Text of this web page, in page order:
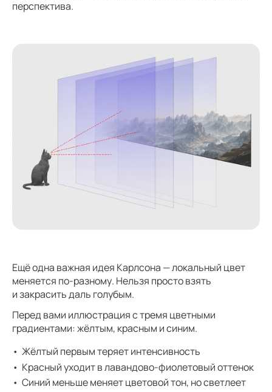
перспектива.
Ещё одна важная идея Карлсона — локальный цвет
меняется по-разному. Нельзя просто взять
и закрасить даль голубым.
Перед вами иллюстрация с тремя цветными
градиентами: жёлтым, красным и синим.
Жёлтый первым теряет интенсивность
Красный уходит в лавандово-фиолетовый оттенок
Синий меньше меняет цветовой тон, но светлеет